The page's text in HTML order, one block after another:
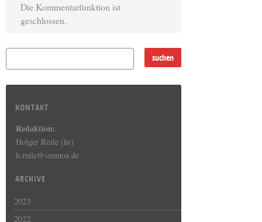
Die Kommentarfunktion ist
geschlossen.
KONTAKT
Redaktion:
Holger Reile (hr)
h.reile@seemoz.de
ARCHIVE
2023
2022